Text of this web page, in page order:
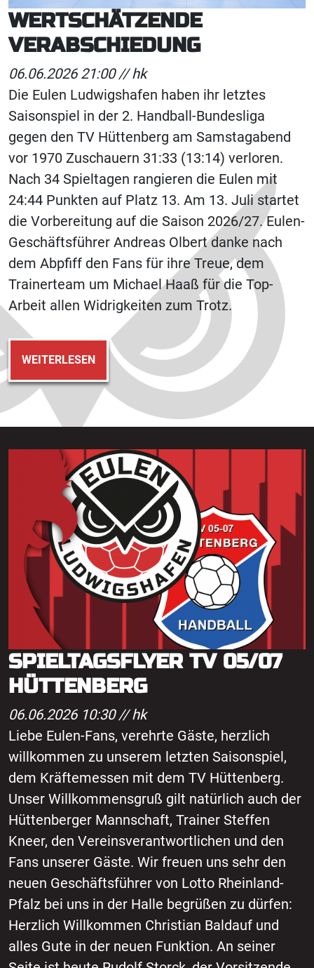
WERTSCHÄTZENDE
VERABSCHIEDUNG
06.06.2026 21:00 //hk
Die Eulen Ludwigshafen haben ihr letztes
Saisonspiel in der 2. Handball-Bundesliga
gegen den TV Hüttenberg am Samstagabend
vor 1970 Zuschauern 31:33 (13:14) verloren.
Nach 34 Spieltagen rangieren die Eulen mit
24:44 Punkten auf Platz 13. Am 13. Juli startet
die Vorbereitung auf die Saison 2026/27. Eulen-
Geschäftsführer Andreas Olbert danke nach
dem Abpfiff den Fans für ihre Treue, dem
Trainerteam um Michael Haaß für die Top-
Arbeit allen Widrigkeiten zum Trotz.
WEITERLESEN
SPIELTAGSFLYER TV 05/07
HÜTTENBERG
06.06.2026 10:30 //hk
Liebe Eulen-Fans, verehrte Gäste, herzlich
willkommen zu unserem letzten Saisonspiel,
dem Kräftemessen mit dem TV Hüttenberg.
Unser Willkommensgruß gilt natürlich auch der
Hüttenberger Mannschaft, Trainer Steffen
Kneer, den Vereinsverantwortlichen und den
Fans unserer Gäste. Wir freuen uns sehr den
neuen Geschäftsführer von Lotto Rheinland-
Pfalz bei uns in der Halle begrüßen zu dürfen:
Herzlich Willkommen Christian Baldauf und
alles Gute in der neuen Funktion. An seiner